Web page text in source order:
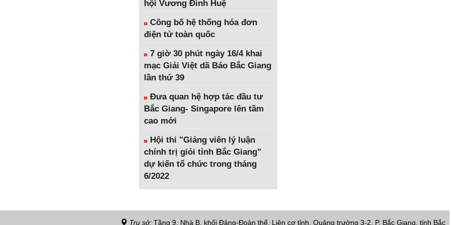
hội Vương Đình Huệ
Công bố hệ thống hóa đơn
điện tử toàn quốc
7 giờ 30 phút ngày 16/4 khai
mạc Giải Việt dã Báo Bắc Giang
lần thứ 39
Đưa quan hệ hợp tác đầu tư
Bắc Giang- Singapore lên tầm
cao mới
Hội thi "Giảng viên lý luận
chính trị giỏi tỉnh Bắc Giang"
dự kiến tổ chức trong tháng
6/2022
Trụ sở: Tầng 9, Nhà B, khối Đảng-Đoàn thể, Liên cơ tỉnh, Quảng trường 3-2, P. Bắc Giang, tỉnh Bắc